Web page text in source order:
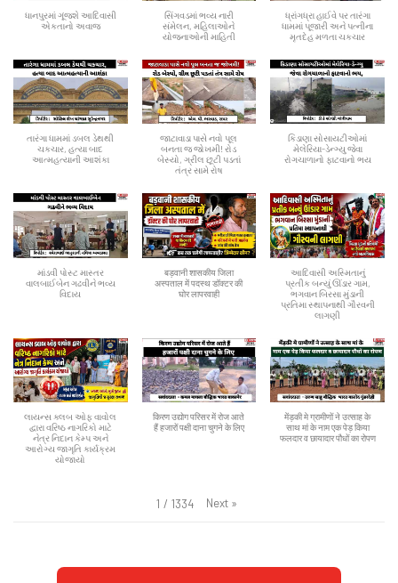
ધાનપુરમાં ગૂંજશે આદિવાસી
એકતાનો અવાજ
સિંગવડમાં ભવ્ય નારી
સંમેલન, મહિલાઓને
યોજનાઓની માહિતી
ધ્રાંગધ્રા હાઈવે પર તારંગા
ધામમાં પૂજારી અને પત્નીના
મૃતદેહ મળતા ચકચાર
તારંગા ધામમાં ડબલ ડેથથી
ચકચાર, હત્યા બાદ
આત્મહત્યાની આશંકા
જાટાવાડા પાસે નવો પૂલ
બનતા જ જોખમી! રોડ
બેસ્યો, ગ્રીલ છૂટી પડતાં
તંત્ર સામે રોષ
કિડાણા સોસાયટીઓમાં
મેલેરિયા-ડેન્ગ્યુ જેવા
રોગચાળાનો ફાટવાનો ભય
માંડવી પોસ્ટ માસ્તર
વાલબાઈબેન ગઢવીને ભવ્ય
વિદાય
बड़वानी शासकीय जिला
अस्पताल में पदस्थ डॉक्टर की
घोर लापरवाही
આદિવાસી અસ્મિતાનું
પ્રતીક બન્યું ઊંડાર ગામ,
ભગવાન બિરસા મુંડાની
પ્રતિમા સ્થાપનાથી ગૌરવની
લાગણી
લાયન્સ ક્લબ ઓફ વાવોલ
દ્વારા વરિષ્ઠ નાગરિકો માટે
નેત્ર નિદાન કેમ્પ અને
આરોગ્ય જાગૃતિ કાર્યક્રમ
યોજાયો
किरण उद्योग परिसर में रोज आते
हैं हजारों पक्षी दाना चुगने के लिए
मेंड़की मे ग्रामीणों ने उत्साह के
साथ मां के नाम एक पेड़ किया
फलदार व छायादार पौधों का रोपण
1 / 1334 Next »